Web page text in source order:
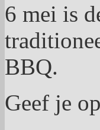
6 mei is
BBQ.
Geef je